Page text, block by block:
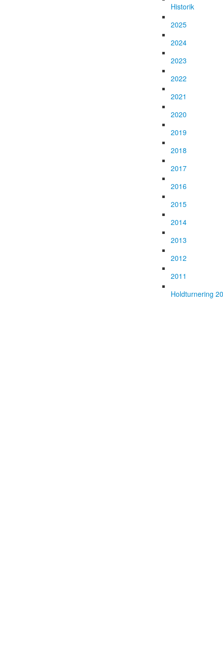
Historik
2025
2024
2023
2022
2021
2020
2019
2018
2017
2016
2015
2014
2013
2012
2011
Holdturnering